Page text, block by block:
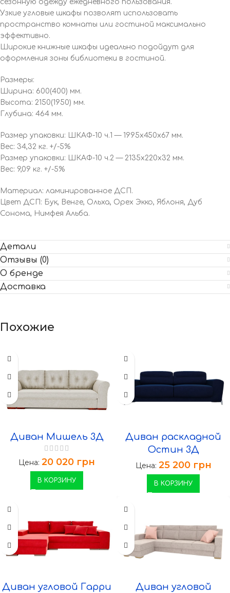
сезонную одежду ежедневного пользования.
Узкие угловые шкафы позволят использовать
пространство комнаты или гостиной максимально
эффективно.
Широкие книжные шкафы идеально подойдут для
оформления зоны библиотеки в гостиной.
Размеры:
Ширина: 600(400) мм.
Высота: 2150(1950) мм.
Глубина: 464 мм.
Размер упаковки: ШКАФ-10 ч.1 — 1995x450x67 мм.
Вес: 34,32 кг. +/-5%
Размер упаковки: ШКАФ-10 ч.2 — 2135x220x32 мм.
Вес: 9,09 кг. +/-5%
Материал: ламинированное ДСП.
Цвет ДСП: Бук, Венге, Ольха, Орех Экко, Яблоня, Дуб
Сонома, Нимфея Альба.
Детали
Отзывы (0)
О бренде
Доставка
Похожие
Диван Мишель 3Д
Цена: 20 020 грн
В КОРЗИНУ
Диван раскладной
Остин 3Д
Цена: 25 200 грн
В КОРЗИНУ
Диван угловой Гарри
Диван угловой